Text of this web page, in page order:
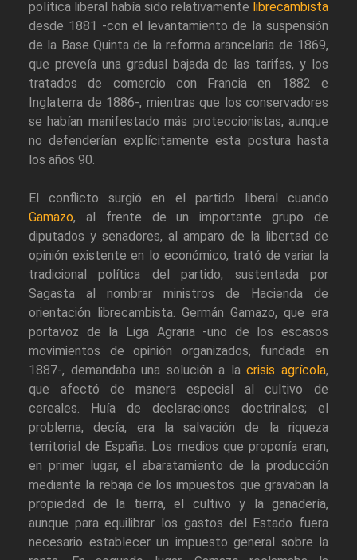
política liberal había sido relativamente librecambista
desde 1881 -con el levantamiento de la suspensión
de la Base Quinta de la reforma arancelaria de 1869,
que preveía una gradual bajada de las tarifas, y los
tratados de comercio con Francia en 1882 e
Inglaterra de 1886-, mientras que los conservadores
se habían manifestado más proteccionistas, aunque
no defenderían explícitamente esta postura hasta
los años 90.
El conflicto surgió en el partido liberal cuando
Gamazo, al frente de un importante grupo de
diputados y senadores, al amparo de la libertad de
opinión existente en lo económico, trató de variar la
tradicional política del partido, sustentada por
Sagasta al nombrar ministros de Hacienda de
orientación librecambista. Germán Gamazo, que era
portavoz de la Liga Agraria -uno de los escasos
movimientos de opinión organizados, fundada en
1887-, demandaba una solución a lacrisis agrícola,
que afectó de manera especial al cultivo de
cereales. Huía de declaraciones doctrinales; el
problema, decía, era la salvación de la riqueza
territorial de España. Los medios que proponía eran,
en primer lugar, el abaratamiento de la producción
mediante la rebaja de los impuestos que gravaban la
propiedad de la tierra, el cultivo y la ganadería,
aunque para equilibrar los gastos del Estado fuera
necesario establecer un impuesto general sobre la